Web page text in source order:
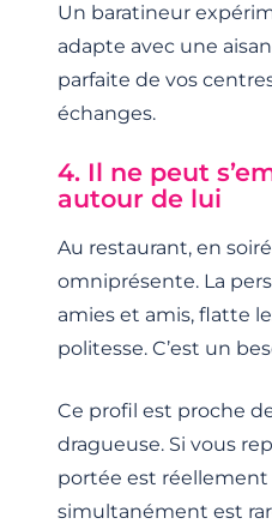
Un baratineur
adapte avec une
parfaite de vos
échanges.
4. Il ne peut
autour de lui
Au restaurant, en
omniprésente. La
amies et amis, flatte
politesse. C’est un
Ce profil est proche
dragueuse. Si vous
portée est réellement
simultanément est